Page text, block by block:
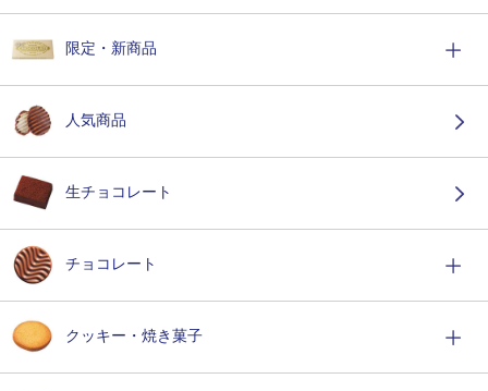
限定・新商品
人気商品
生チョコレート
チョコレート
クッキー・焼き菓子